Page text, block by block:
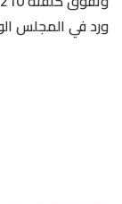
ورد في المجلس